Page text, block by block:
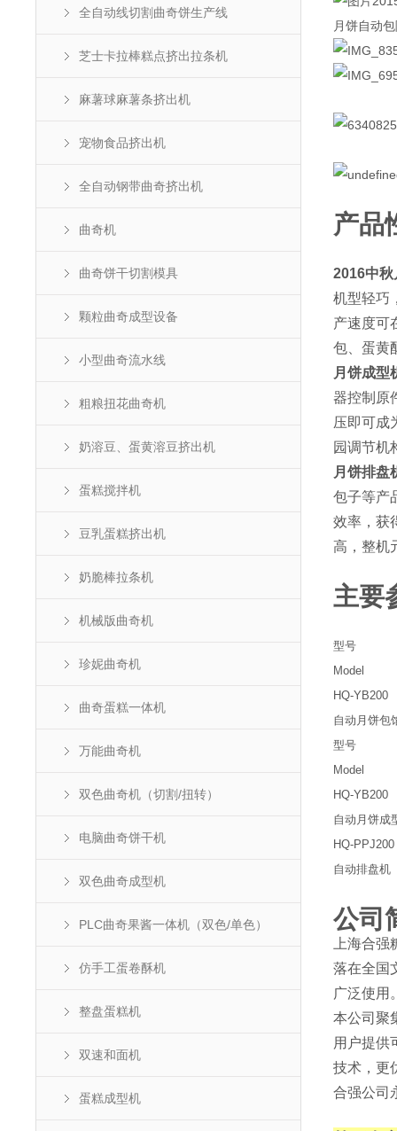
全自动线切割曲奇饼生产线
芝士卡拉棒糕点挤出拉条机
麻薯球麻薯条挤出机
宠物食品挤出机
全自动钢带曲奇挤出机
曲奇机
曲奇饼干切割模具
颗粒曲奇成型设备
小型曲奇流水线
粗粮扭花曲奇机
奶溶豆、蛋黄溶豆挤出机
蛋糕搅拌机
豆乳蛋糕挤出机
奶脆棒拉条机
机械版曲奇机
珍妮曲奇机
曲奇蛋糕一体机
万能曲奇机
双色曲奇机（切割/扭转）
电脑曲奇饼干机
双色曲奇成型机
PLC曲奇果酱一体机（双色/单色）
仿手工蛋卷酥机
整盘蛋糕机
双速和面机
蛋糕成型机
月饼自动
产品
2016中秋
机型轻巧
产速度可
包、蛋黄
月饼成型
器控制原
压即可成
园调节机
月饼排盘
包子等产
效率，获
高，整机
主要
型号
Model
HQ-YB200
自动月饼包
型号
Model
HQ-YB200
自动月饼成
HQ-PPJ200
自动排盘机
公司
上海合
落在全国
广泛使用
本公司聚
用户提供
技术，更
合强公司